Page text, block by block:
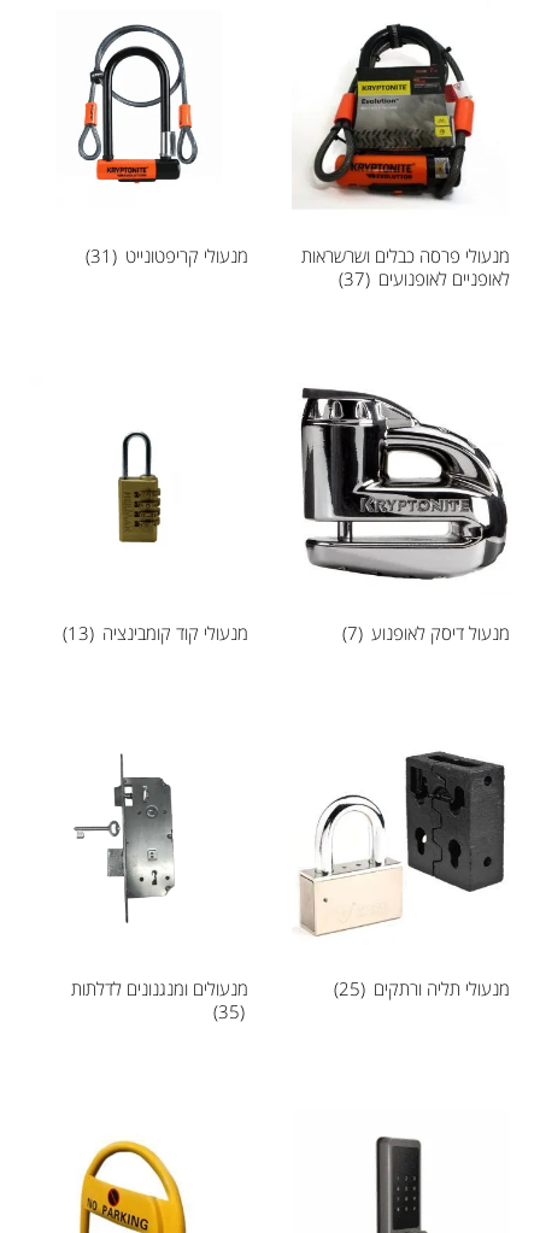
מנעולי פרסה כבלים ושרשראות
לאופניים לאופנועים (37)
מנעולי קריפטונייט (31)
מנעול דיסק לאופנוע (7) מנעולי קוד קומבינציה (13)
מנעולי תליה ורתקים (25)
מנעולים ומנגנונים לדלתות
(35)